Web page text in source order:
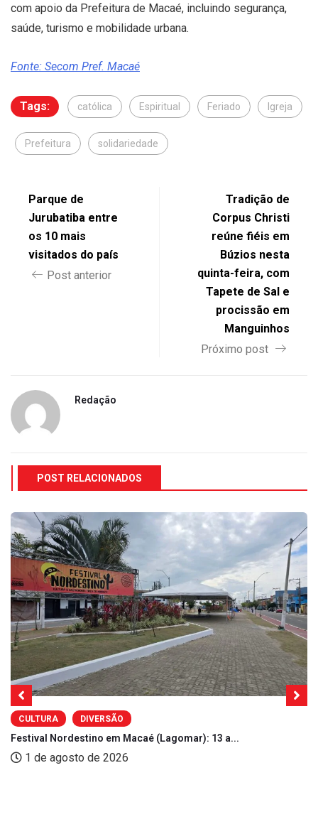
com apoio da Prefeitura de Macaé, incluindo segurança,
saúde, turismo e mobilidade urbana.
Fonte: Secom Pref. Macaé
Tags: católica Espiritual Feriado Igreja
Prefeitura solidariedade
Parque de
Jurubatiba entre
os 10 mais
visitados do país
Post anterior
Tradição de
Corpus Christi
reúne fiéis em
Búzios nesta
quinta-feira, com
Tapete de Sal e
procissão em
Manguinhos
Próximo post
Redação
POST RELACIONADOS
CULTURA DIVERSÃO
Festival Nordestino em Macaé (Lagomar): 13 a...
1 de agosto de 2026